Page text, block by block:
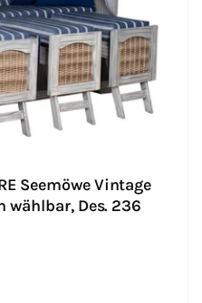
Seemöwe Vintage
wählbar, Des. 236